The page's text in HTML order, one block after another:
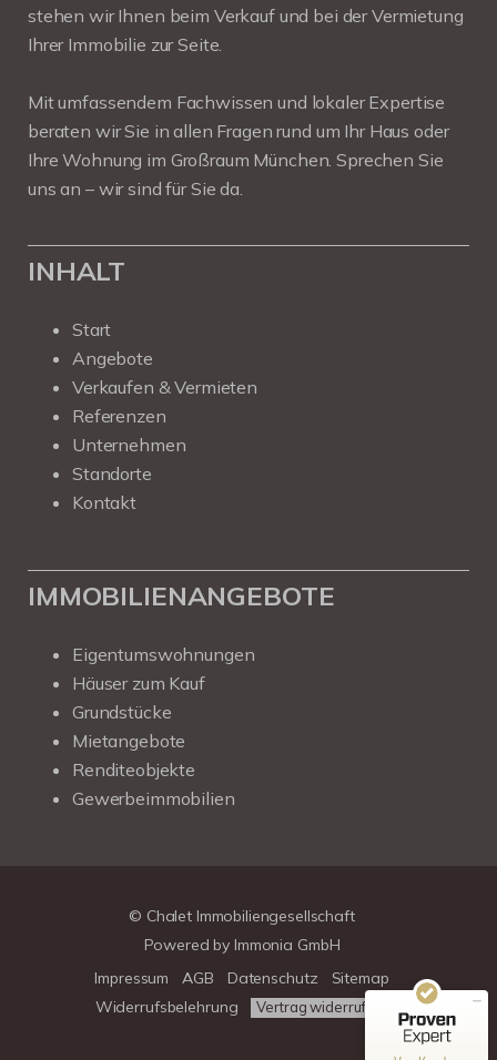
stehen wir Ihnen beim Verkauf und bei der Vermietung
Ihrer Immobilie zur Seite.
Mit umfassendem Fachwissen und lokaler Expertise
beraten wir Sie in allen Fragen rund um Ihr Haus oder
Ihre Wohnung im Großraum München. Sprechen Sie
uns an – wir sind für Sie da.
INHALT
Start
Angebote
Verkaufen & Vermieten
Referenzen
Unternehmen
Standorte
Kontakt
IMMOBILIENANGEBOTE
Eigentumswohnungen
Häuser zum Kauf
Grundstücke
Mietangebote
Renditeobjekte
Gewerbeimmobilien
© Chalet Immobiliengesellschaft
Powered by Immonia GmbH
Impressum
AGB Datenschutz
Sitemap
Widerrufsbelehrung
Vertrag widerrufen
SEHR GUT
4,78 / 5,00
39
Bewertungen auf
ProvenExpert.com
313